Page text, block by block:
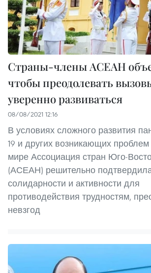
Страны-члены АСЕАН
чтобы преодолевать
уверенно развиваться
08/08/2021 12:16
В условиях сложного развития
19 и других возникающих
мире Ассоциация стран Юго-
(АСЕАН) решительно
солидарности и активности для
противодействия трудностям,
невзгод